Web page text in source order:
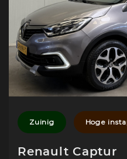
Zuinig Hoge
Renault Captur